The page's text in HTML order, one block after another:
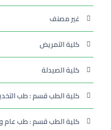
غير مصنف
كلية التمريض
كلية الصيدلة
كلية الطب قسم : طب
كلية الطب قسم : طب عام